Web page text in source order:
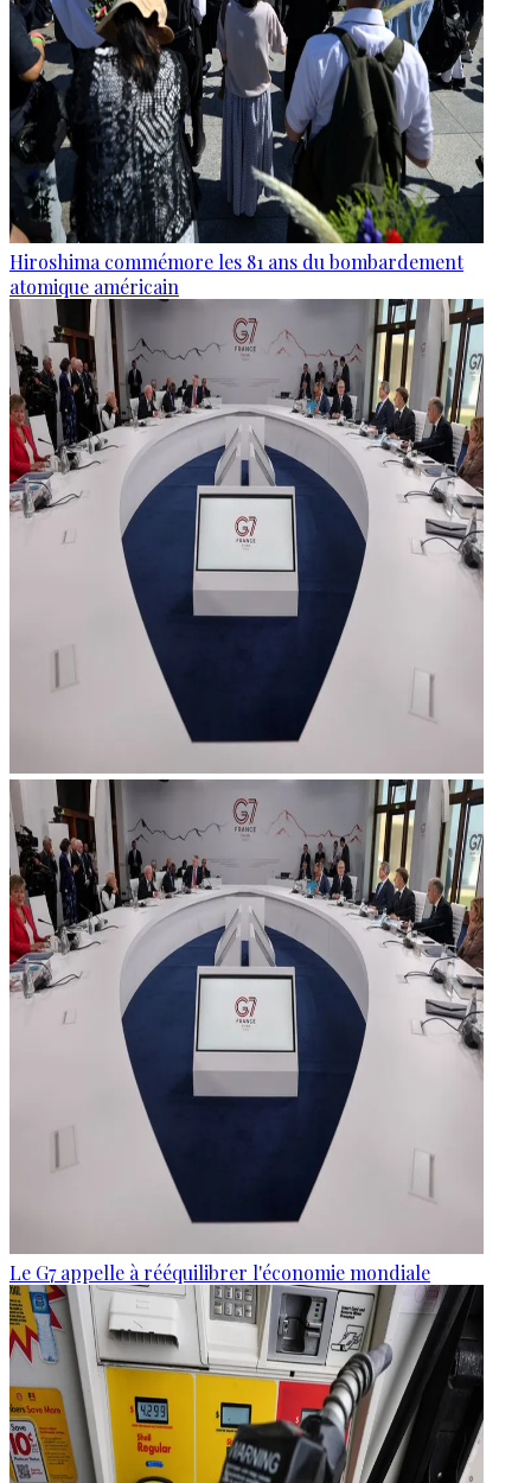
Hiroshima commémore les 81 ans du bombardement
atomique américain
Le G7 appelle à rééquilibrer l'économie mondiale